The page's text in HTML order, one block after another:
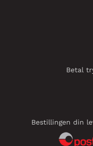
Betal
Bestillingen din